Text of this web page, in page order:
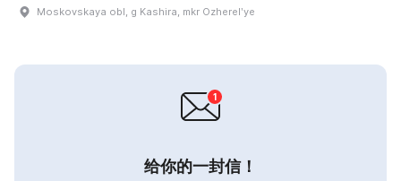
Moskovskaya obl, g Kashira, mkr Ozherelʹye
给你的一封信！